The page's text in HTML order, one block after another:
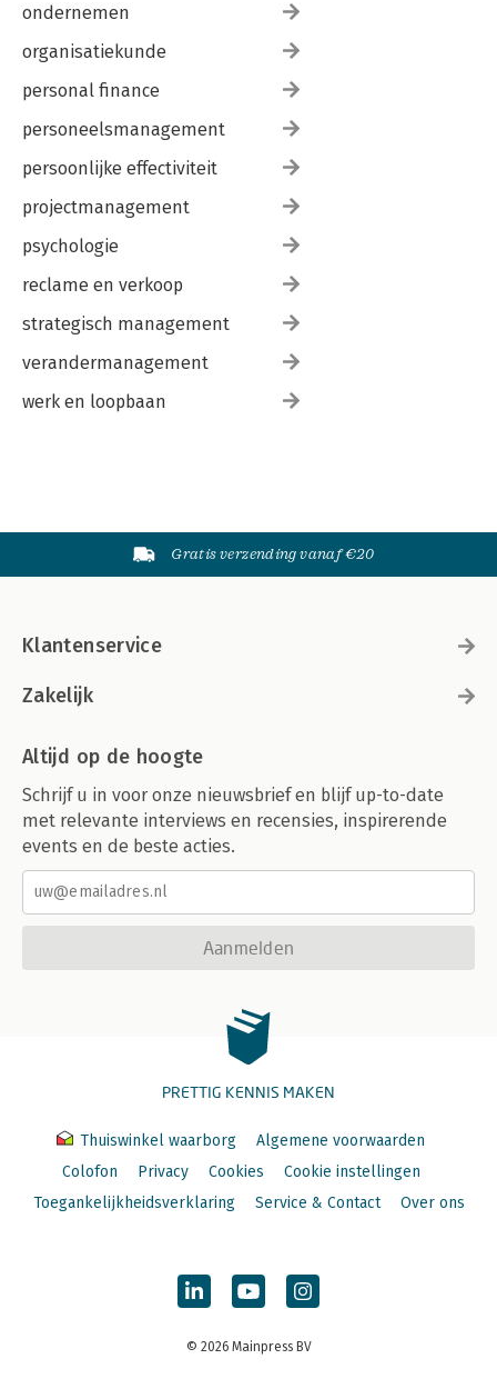
ondernemen
organisatiekunde
personal finance
personeelsmanagement
persoonlijke effectiviteit
projectmanagement
psychologie
reclame en verkoop
strategisch management
verandermanagement
werk en loopbaan
Gratis verzending vanaf €20
Klantenservice
Zakelijk
Altijd op de hoogte
Schrijf u in voor onze nieuwsbrief en blijf up-to-date
met relevante interviews en recensies, inspirerende
events en de beste acties.
Aanmelden
PRETTIG KENNIS MAKEN
Thuiswinkel waarborg
Algemene voorwaarden
Colofon
Privacy Cookies
Cookie instellingen
Toegankelijkheidsverklaring
Service & Contact Over ons
© 2026 Mainpress BV